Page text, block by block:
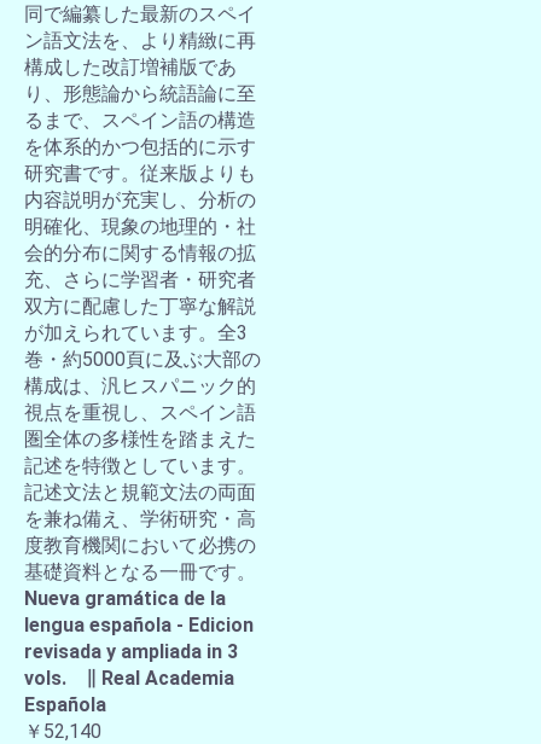
同で編纂した最新のスペイ
ン語文法を、より精緻に再
構成した改訂増補版であ
り、形態論から統語論に至
るまで、スペイン語の構造
を体系的かつ包括的に示す
研究書です。従来版よりも
内容説明が充実し、分析の
明確化、現象の地理的・社
会的分布に関する情報の拡
充、さらに学習者・研究者
双方に配慮した丁寧な解説
が加えられています。全3
巻・約5000頁に及ぶ大部の
構成は、汎ヒスパニック的
視点を重視し、スペイン語
圏全体の多様性を踏まえた
記述を特徴としています。
記述文法と規範文法の両面
を兼ね備え、学術研究・高
度教育機関において必携の
基礎資料となる一冊です。
Nueva gramática de la
lengua española - Edicion
revisada y ampliada in 3
vols. ∥ Real Academia
Española
￥52,140